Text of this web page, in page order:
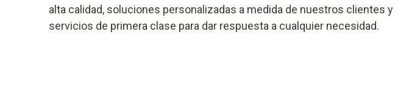
alta calidad, soluciones personalizadas a medida de nuestros clientes y
servicios de primera clase para dar respuesta a cualquier necesidad.